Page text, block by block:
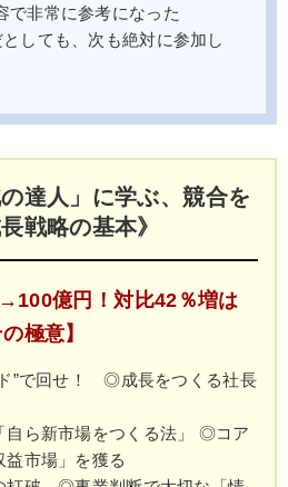
で非常に参考になった
しても、次も絶対に参加し
達人」に学ぶ、競合を
戦略の基本》
億円！対比42％増は
極意】
”で回せ！ ◎成長をつくる社長
ら新市場をつくる法」 ◎コア
市場」を獲る